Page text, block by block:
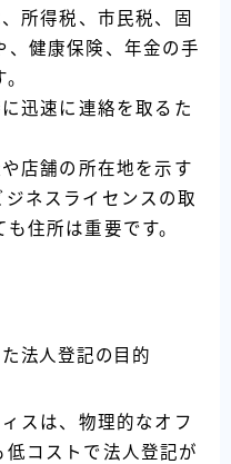
所得税、市民税、固
、健康保険、年金の手
迅速に連絡を取るた
店舗の所在地を示す
ネスライセンスの取
住所は重要です。
法人登記の目的
スは、物理的なオフ
低コストで法人登記が